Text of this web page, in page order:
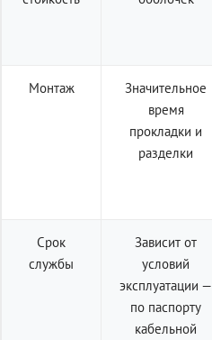
Монтаж
Значительное
время
прокладки и
разделки
Срок
службы
Зависит от
условий
эксплуатации —
по паспорту
кабельной